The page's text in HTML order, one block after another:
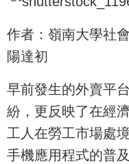
作者：嶺南大學社
陽達初
早前發生的外賣平
紛，更反映了在經
工人在勞工市場處
手機應用程式的普